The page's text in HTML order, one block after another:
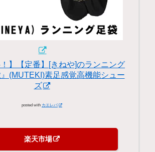
！】【定番】[きねや]のランニング
(MUTEKI)素足感覚高機能シュー
ズ
posted with カエレバ
楽天市場